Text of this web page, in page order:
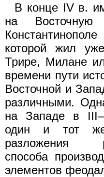
В конце IV в.
на
которой жил
Трире, Милане
времени пути
Восточной и
различными.
на Западе в
один и тот
разложения
способа
элементов